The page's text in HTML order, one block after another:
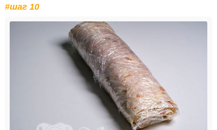
#шаг 10